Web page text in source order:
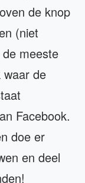
de knop
(niet
meeste
waar de
Facebook.
doe er
en deel